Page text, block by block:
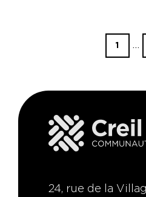
1 …
24, rue de la